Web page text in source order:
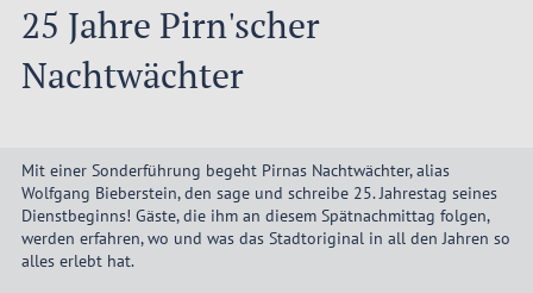
25 Jahre Pirn'scher
Nachtwächter
Mit einer Sonderführung begeht Pirnas Nachtwächter, alias
Wolfgang Bieberstein, den sage und schreibe 25. Jahrestag seines
Dienstbeginns! Gäste, die ihm an diesem Spätnachmittag folgen,
werden erfahren, wo und was das Stadtoriginal in all den Jahren so
alles erlebt hat.